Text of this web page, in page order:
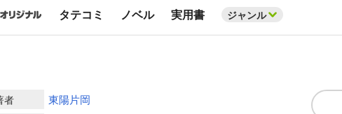
タテコミ ノベル 実用書 ジャンル
者 東陽片岡